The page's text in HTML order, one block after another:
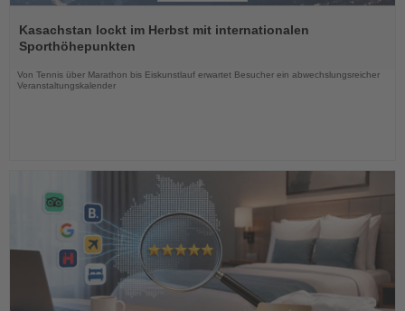
Sie
die
Nachrichten
Kasachstan lockt im Herbst mit internationalen
Sporthöhepunkten
Von Tennis über Marathon bis Eiskunstlauf erwartet Besucher ein abwechslungsreicher
Veranstaltungskalender